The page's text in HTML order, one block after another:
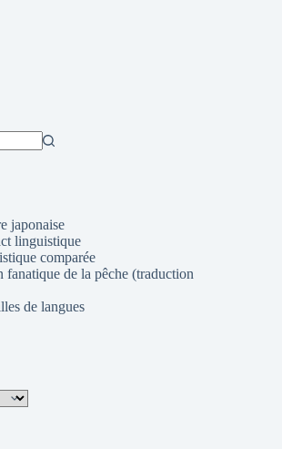
japonaise
linguistique
comparée
fanatique de la pêche (traduction
de langues